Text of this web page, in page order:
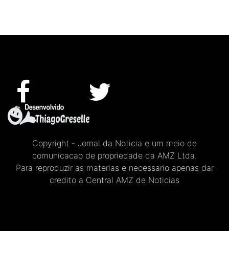
Copyright - Jornal da Noticia e um meio de
comunicacao de propriedade da AMZ Ltda.
Para reproduzir as materias e necessario apenas dar
credito a Central AMZ de Noticias